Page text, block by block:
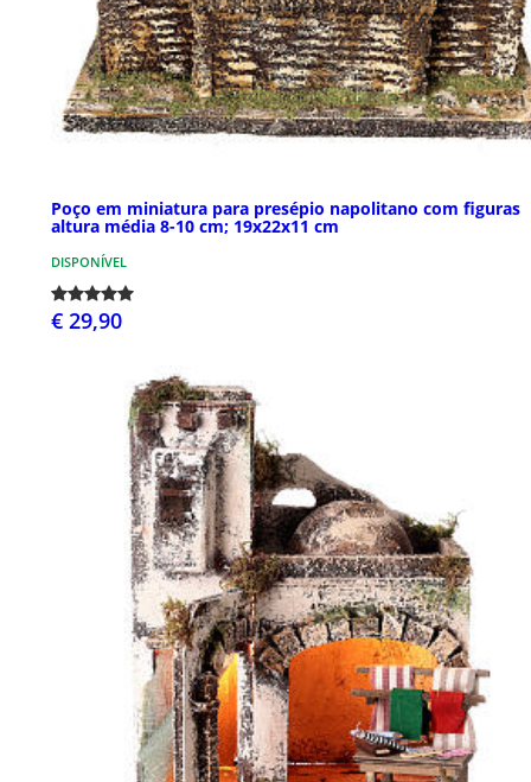
Poço em miniatura para presépio napolitano com figuras
altura média 8-10 cm; 19x22x11 cm
DISPONÍVEL
€ 29,90